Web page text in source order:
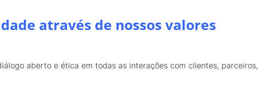
através de nossos valores
aberto e ética em todas as interações com clientes, parceiros,